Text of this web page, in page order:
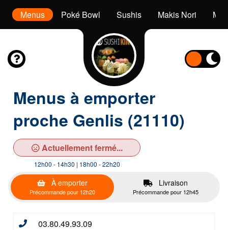
Menus Poké Bowl Sushis Makis Nori
Menus à emporter
proche Genlis (21110)
Actuellement fermé...
12h00 - 14h30 | 18h00 - 22h20
À emporter
Précommande pour 12h20
Livraison
Précommande pour 12h45
03.80.49.93.09